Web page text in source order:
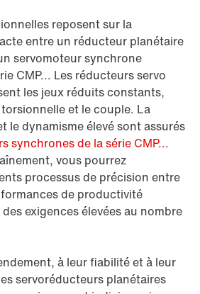
reposent sur la
entre un réducteur planétaire
servomoteur synchrone
CMP... Les réducteurs servo
les jeux réduits constants,
et le couple. La
le dynamisme élevé sont assurés
synchrones de la série CMP...
vous pourrez
processus de précision entre
de productivité
exigences élevées au nombre
à leur fiabilité et à leur
servoréducteurs planétaires